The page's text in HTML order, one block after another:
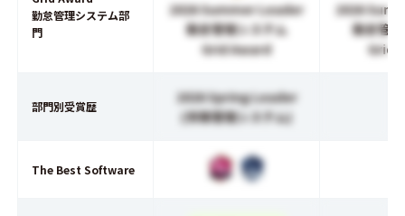
勤怠管理システム部
門
2026 Summer Leader
勤怠管理システム
Grid Award
2026
勤怠管
Grid
部門別受賞歴
2026 Spring Leader
(労務管理システム)
The Best Software